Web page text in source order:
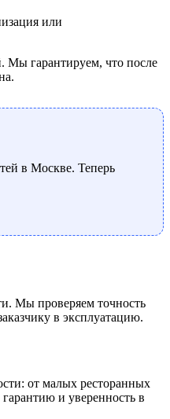
или
Мы гарантируем, что после
в Москве. Теперь
Мы проверяем точность
в эксплуатацию.
от малых ресторанных
и уверенность в